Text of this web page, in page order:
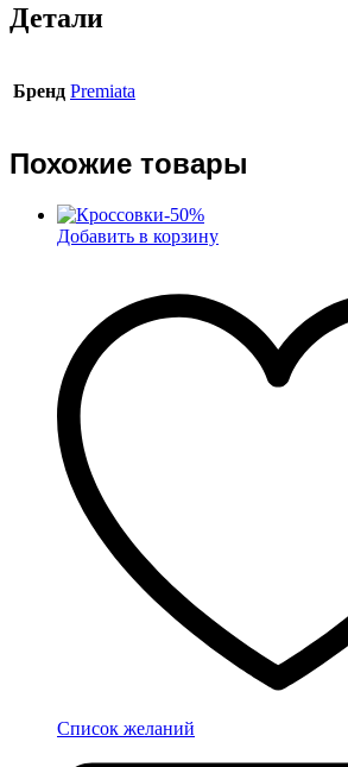
Детали
Бренд Premiata
Похожие товары
-50%
Добавить в корзину
Список желаний